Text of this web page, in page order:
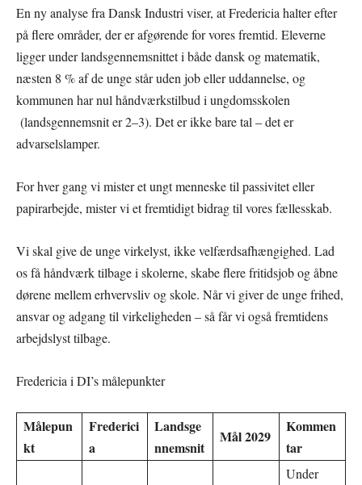
En ny analyse fra Dansk Industri viser, at Fredericia halter efter
på flere områder, der er afgørende for vores fremtid. Eleverne
ligger under landsgennemsnittet i både dansk og matematik,
næsten 8 % af de unge står uden job eller uddannelse, og
kommunen har nul håndværkstilbud i ungdomsskolen
(landsgennemsnit er 2–3). Det er ikke bare tal – det er
advarselslamper.
For hver gang vi mister et ungt menneske til passivitet eller
papirarbejde, mister vi et fremtidigt bidrag til vores fællesskab.
Vi skal give de unge virkelyst, ikke velfærdsafhængighed. Lad
os få håndværk tilbage i skolerne, skabe flere fritidsjob og åbne
dørene mellem erhvervsliv og skole. Når vi giver de unge frihed,
ansvar og adgang til virkeligheden – så får vi også fremtidens
arbejdslyst tilbage.
Fredericia i DI’s målepunkter
Målepun
kt
Frederici
a
Landsge
nnemsnit
Mål 2029
Kommen
tar
Under